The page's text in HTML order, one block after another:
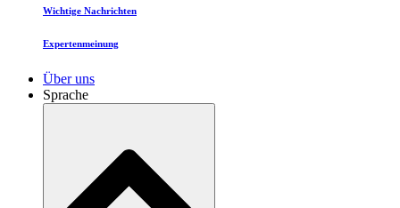
Wichtige Nachrichten
Expertenmeinung
Über uns
Sprache